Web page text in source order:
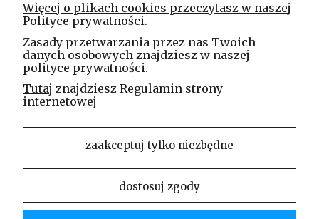
Spółka Jawna
ul. Technologiczna 44
35-213 Rzeszów
e-mail
sklep@elinea.com.pl
Właścicielem niniejszej witryny internetowej jest firma Linea Jakubczyk – Kłeczek Spółka
Jawna. Zabrania się kopiowania i rozpowszechniania treści zamieszczonych na stronie bez
Więcej o plikach cookies przeczytasz w naszej
Polityce prywatności.
Zasady przetwarzania przez nas Twoich
danych osobowych znajdziesz w naszej
polityce prywatności.
Tutaj znajdziesz Regulamin strony
internetowej
zaakceptuj tylko niezbędne
dostosuj zgody